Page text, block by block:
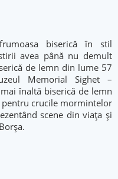
biserică în stil
avea până nu demult
de lemn din lume 57
Memorial Sighet –
înaltă biserică de lemn
crucile mormintelor
scene din viața și